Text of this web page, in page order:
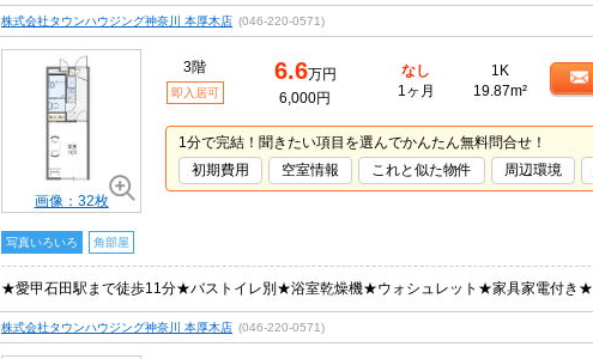
株式会社タウンハウジング神奈川 本厚木店 (046-220-0571)
画像：32枚
3階
即入居可
6.6万円
6,000円
なし
1ヶ月
1K
19.87m²
1分で完結！聞きたい項目を選んでかんたん無料問合せ！
初期費用
空室情報 これと似た物件 周辺環境
写真いろいろ 角部屋
★愛甲石田駅まで徒歩11分★バストイレ別★浴室乾燥機★ウォシュレット★家具家電付き★
株式会社タウンハウジング神奈川 本厚木店 (046-220-0571)